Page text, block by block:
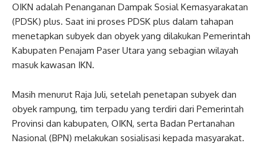
OIKN adalah Penanganan Dampak Sosial Kemasyarakatan
(PDSK) plus. Saat ini proses PDSK plus dalam tahapan
menetapkan subyek dan obyek yang dilakukan Pemerintah
Kabupaten Penajam Paser Utara yang sebagian wilayah
masuk kawasan IKN.
Masih menurut Raja Juli, setelah penetapan subyek dan
obyek rampung, tim terpadu yang terdiri dari Pemerintah
Provinsi dan kabupaten, OIKN, serta Badan Pertanahan
Nasional (BPN) melakukan sosialisasi kepada masyarakat.